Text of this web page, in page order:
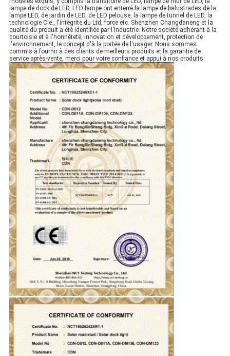
lampe de dock de LED, LED lampe ont enterré la lampe de balustrades de la
lampe LED, de jardin de LED, de LED pelouse, la lampe de tunnel de LED, la
technologie Cie., l'intégrité du Ltd, force etc. Shenzhen Changdaneng et la
qualité du produit a été identifiée par l'industrie. Notre société adhérant à la
courtoisie et à l'honnêteté, innovation et développement, protection de
l'environnement, le concept d'à la portée de l'usager. Nous sommes
commis à fournir à des clients de meilleurs produits et la garantie de
service après-vente, merci pour votre confiance et appui à nos produits.